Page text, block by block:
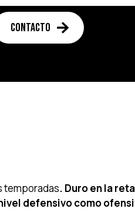
Contacto
temporadas. Duro en la
defensivo como